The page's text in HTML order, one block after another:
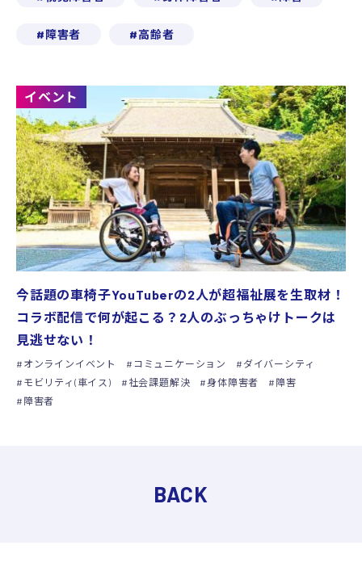
障害者 高齢者
イベント
今話題の車椅子YouTuberの2人が超福祉展を生取材！
コラボ配信で何が起こる？2人のぶっちゃけトークは
見逃せない！
オンラインイベント コミュニケーション
ダイバーシティ
モビリティ(車イス)
社会課題解決 身体障害者
障害
障害者
BACK